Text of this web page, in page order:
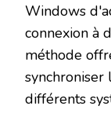
Windows
connexion à
méthode
synchroniser
différents